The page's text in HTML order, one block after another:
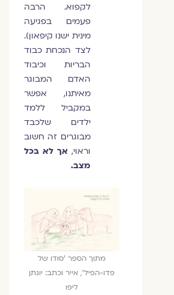
לקפוא. הרבה
פעמים בפגיעה
מינית ישנו קיפאון).
לצד הנכחת כבוד
הבריות וכיבוד
האדם המבוגר
מאיתנו, אפשר
במקביל ללמד
ילדים שלכבד
מבוגרים זה חשוב
וראוי,אך לא בכל
מצב.
מתוך הספר 'סודו של
פדו-הפיל', אייר וכתב: יונתן
ליפו